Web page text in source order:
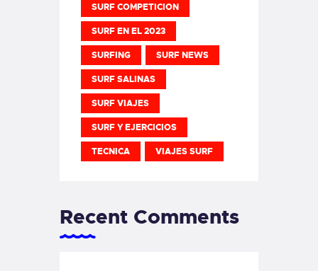
SURF COMPETICION
SURF EN EL 2023
SURFING SURF NEWS
SURF SALINAS
SURF VIAJES
SURF Y EJERCICIOS
TECNICA VIAJES SURF
Recent Comments